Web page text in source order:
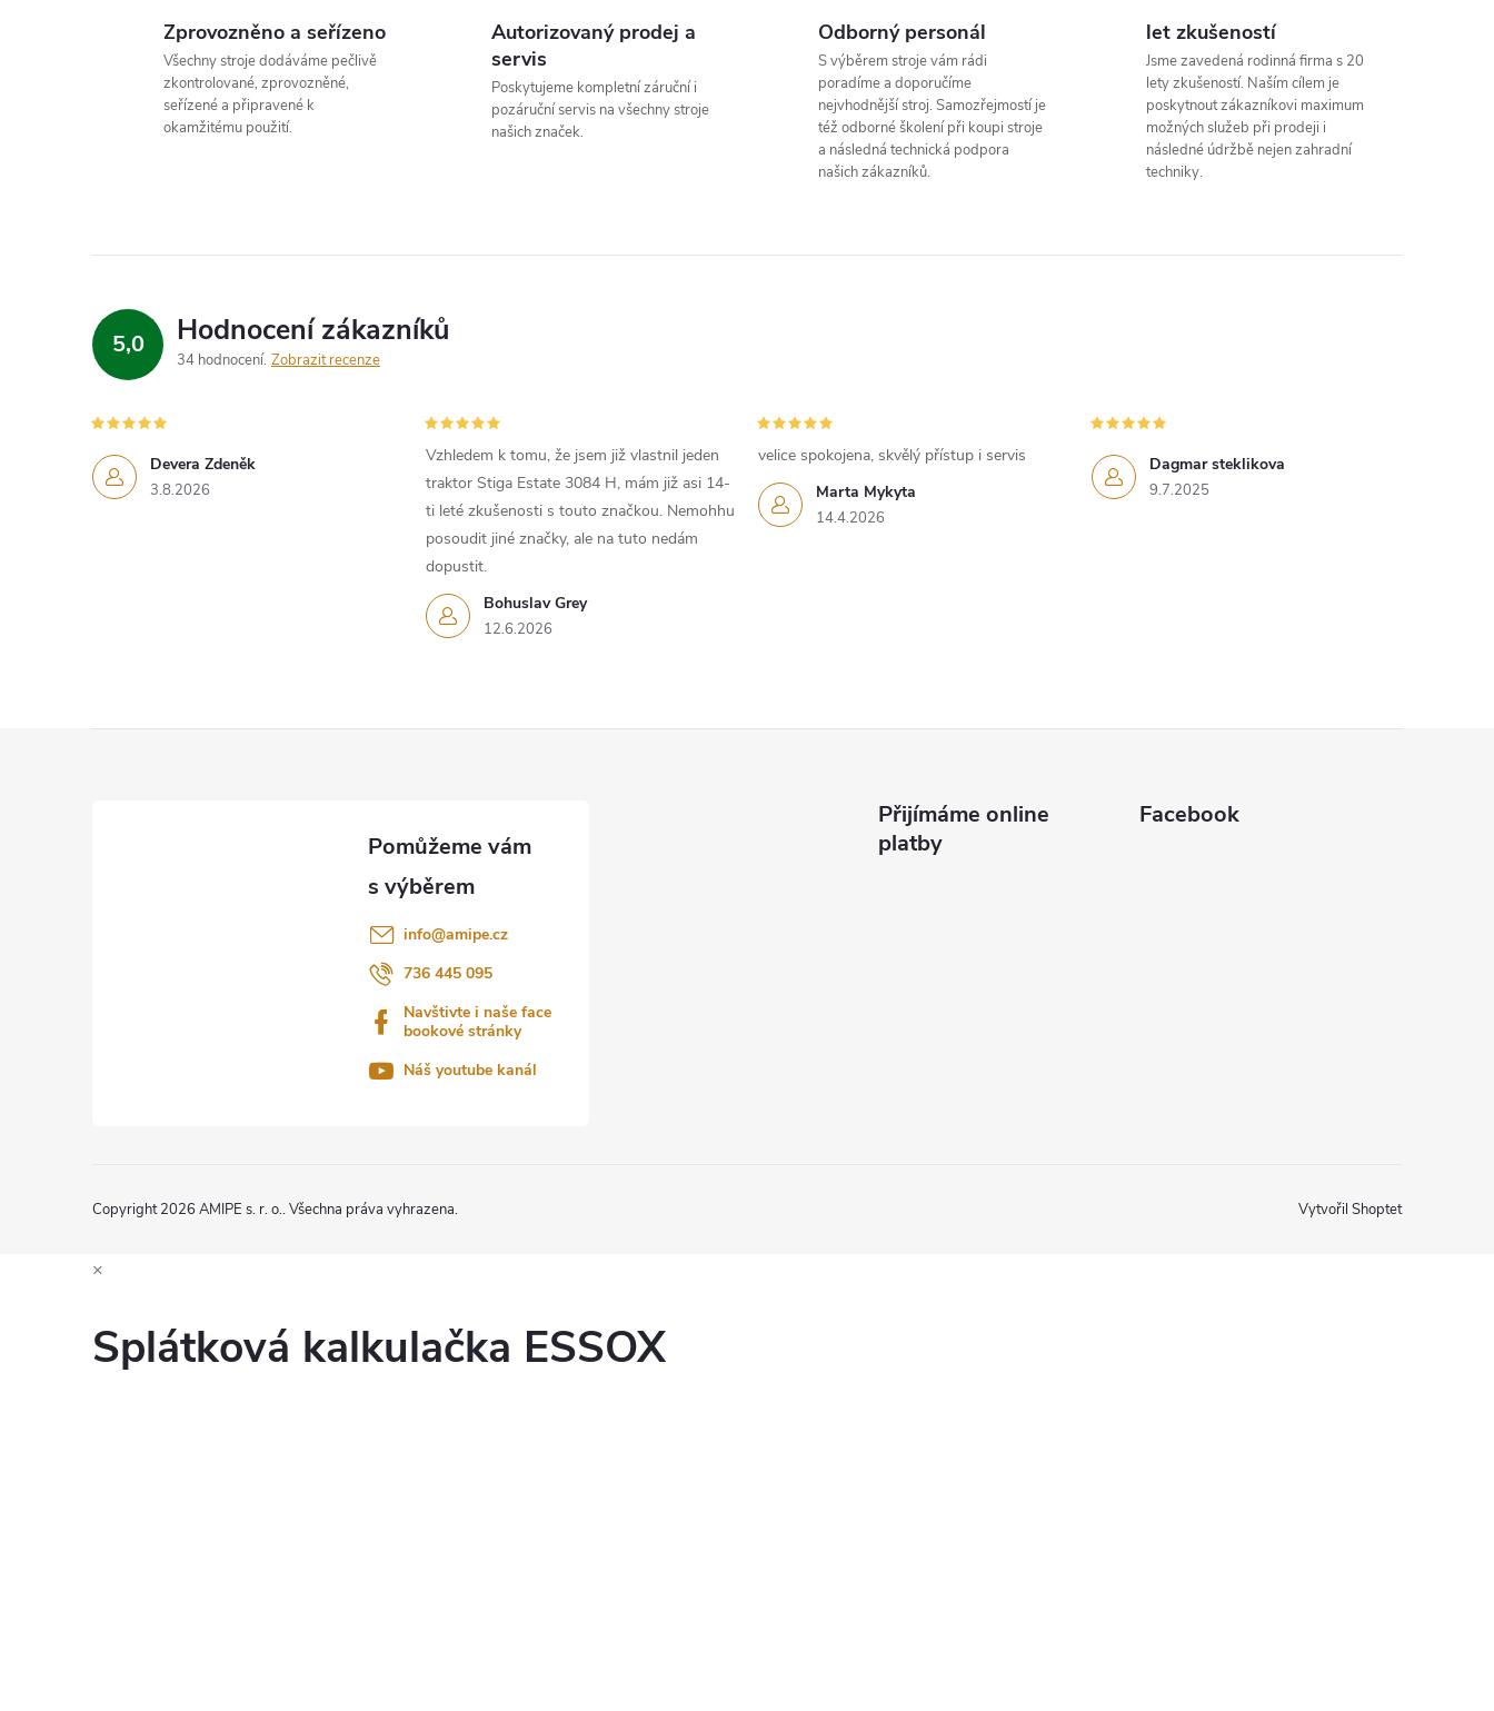
Zprovozněno a seřízeno
Všechny stroje dodáváme pečlivě
zkontrolované, zprovozněné,
seřízené a připravené k
okamžitému použití.
Autorizovaný prodej a
servis
Poskytujeme kompletní záruční i
pozáruční servis na všechny stroje
našich značek.
Odborný personál
S výběrem stroje vám rádi
poradíme a doporučíme
nejvhodnější stroj. Samozřejmostí je
též odborné školení při koupi stroje
a následná technická podpora
našich zákazníků.
let zkušeností
Jsme zavedená rodinná firma s 20
lety zkušeností. Naším cílem je
poskytnout zákazníkovi maximum
možných služeb při prodeji i
následné údržbě nejen zahradní
techniky.
5,0 Hodnocení zákazníků
34 hodnocení Zobrazit recenze
Devera Zdeněk
3.8.2026
Bohuslav Grey
12.6.2026
Vzhledem k tomu, že jsem již vlastnil jeden
traktor Stiga Estate 3084 H, mám již asi 14-
ti leté zkušenosti s touto značkou. Nemohhu
posoudit jiné značky, ale na tuto nedám
dopustit.
Marta Mykyta
14.4.2026
velice spokojena, skvělý přístup i servis Dagmar steklikova
9.7.2025
info@amipe.cz
736 445 095
Navštivte i naše face
bookové stránky
Náš youtube kanál
Přijímáme online
platby
Facebook
Vytvořil Shoptet
Copyright 2026 AMIPE s. r. o.. Všechna práva vyhrazena.
×
Splátková kalkulačka ESSOX